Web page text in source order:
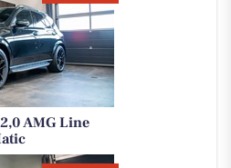
AMG Line